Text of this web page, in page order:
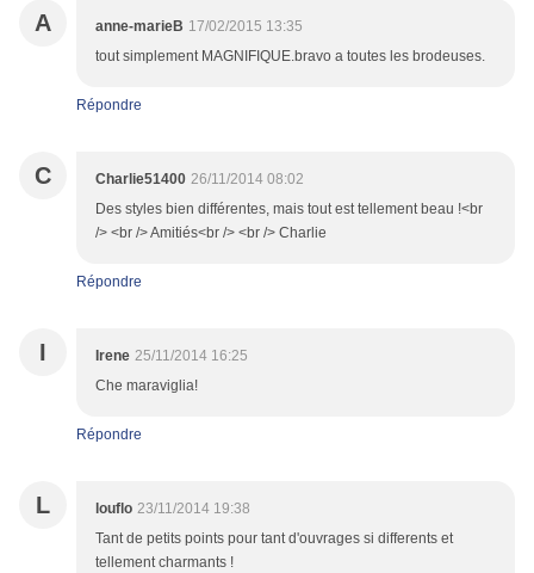
A anne-marieB 17/02/2015 13:35
tout simplement MAGNIFIQUE.bravo a toutes les brodeuses.
Répondre
C Charlie51400 26/11/2014 08:02
Des styles bien différentes, mais tout est tellement beau !<br
/> <br /> Amitiés<br /> <br /> Charlie
Répondre
I Irene 25/11/2014 16:25
Che maraviglia!
Répondre
L louflo 23/11/2014 19:38
Tant de petits points pour tant d'ouvrages si differents et
tellement charmants !